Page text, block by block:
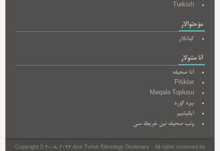
Turkish
مؤحتوالار
کیتابلار
آنا مئنولار
آنا صحیفه
Pitiklər
Məqalə Toplusu
بیزه گؤره
ایلتیشیم
وئب صحیفه نین خریطه سی
Copyright © 2008-2026 Arın Turkic Etimology Dictionary - All rights reserved by